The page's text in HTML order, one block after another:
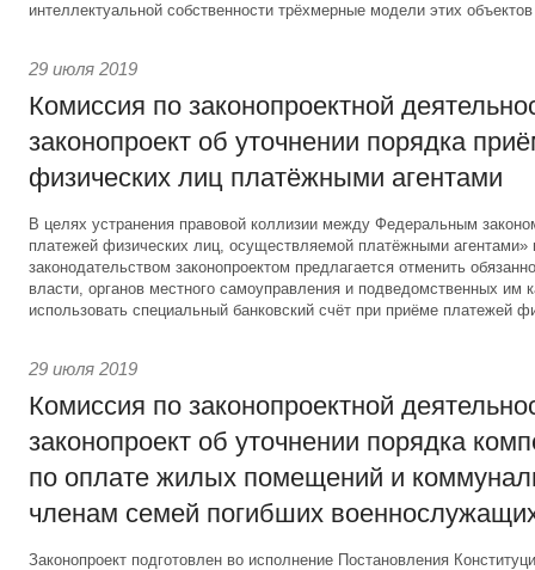
интеллектуальной собственности трёхмерные модели этих
29 июля 2019
Комиссия по законопроектной
законопроект об уточнении порядка
физических лиц платёжными агентами
В целях устранения правовой коллизии между Федеральным
платежей физических лиц, осуществляемой платёжными
законодательством законопроектом предлагается отменить
власти, органов местного самоуправления и подведомственных им
использовать специальный банковский счёт при приёме платежей
29 июля 2019
Комиссия по законопроектной
законопроект об уточнении порядка
по оплате жилых помещений и
членам семей погибших
Законопроект подготовлен во исполнение Постановления